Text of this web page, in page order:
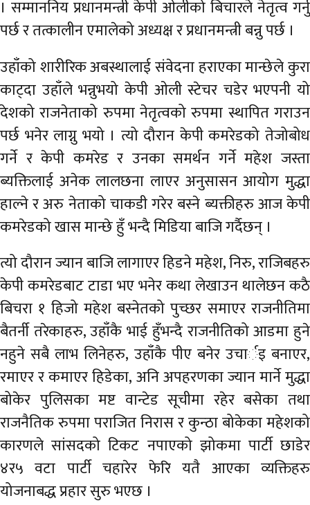
। सम्माननिय प्रधानमन्त्री केपी ओलीको बिचारले नेतृत्व गर्नु
पर्छ र तत्कालीन एमालेको अध्यक्ष र प्रधानमन्त्री बन्नु पर्छ ।
उहाँको शारीरिक अबस्थालाई संवेदना हराएका मान्छेले कुरा
काट्दा उहाँले भन्नुभयो केपी ओली स्टेचर चडेर भएपनी यो
देशको राजनेताको रुपमा नेतृत्वको रुपमा स्थापित गराउन
पर्छ भनेर लाग्नु भयो । त्यो दौरान केपी कमरेडको तेजोबोध
गर्ने र केपी कमरेड र उनका समर्थन गर्ने महेश जस्ता
ब्यक्तिलाई अनेक लालछना लाएर अनुसासन आयोग मुद्धा
हाल्ने र अरु नेताको चाकडी गरेर बस्ने ब्यक्तीहरु आज केपी
कमरेडको खास मान्छे हुँ भन्दै मिडिया बाजि गर्दैछन् ।
त्यो दौरान ज्यान बाजि लागाएर हिडने महेश, निरु, राजिबहरु
केपी कमरेडबाट टाडा भए भनेर कथा लेखाउन थालेछन कठै
बिचरा १ हिजो महेश बस्नेतको पुच्छर समाएर राजनीतिमा
बैतर्नी तरेकाहरु, उहाँकै भाई हुँभन्दै राजनीतिको आडमा हुने
नहुने सबै लाभ लिनेहरु, उहाँकै पीए बनेर उचार्इ बनाएर,
रमाएर र कमाएर हिडेका, अनि अपहरणका ज्यान मार्ने मुद्धा
बोकेर पुलिसका मष्ट वान्टेड सूचीमा रहेर बसेका तथा
राजनैतिक रुपमा पराजित निरास र कुन्ठा बोकेका महेशको
कारणले सांसदको टिकट नपाएको झोकमा पार्टी छाडेर
४र५ वटा पार्टी चहारेर फेरि यतै आएका व्यक्तिहरु
योजनाबद्ध प्रहार सुरु भएछ ।